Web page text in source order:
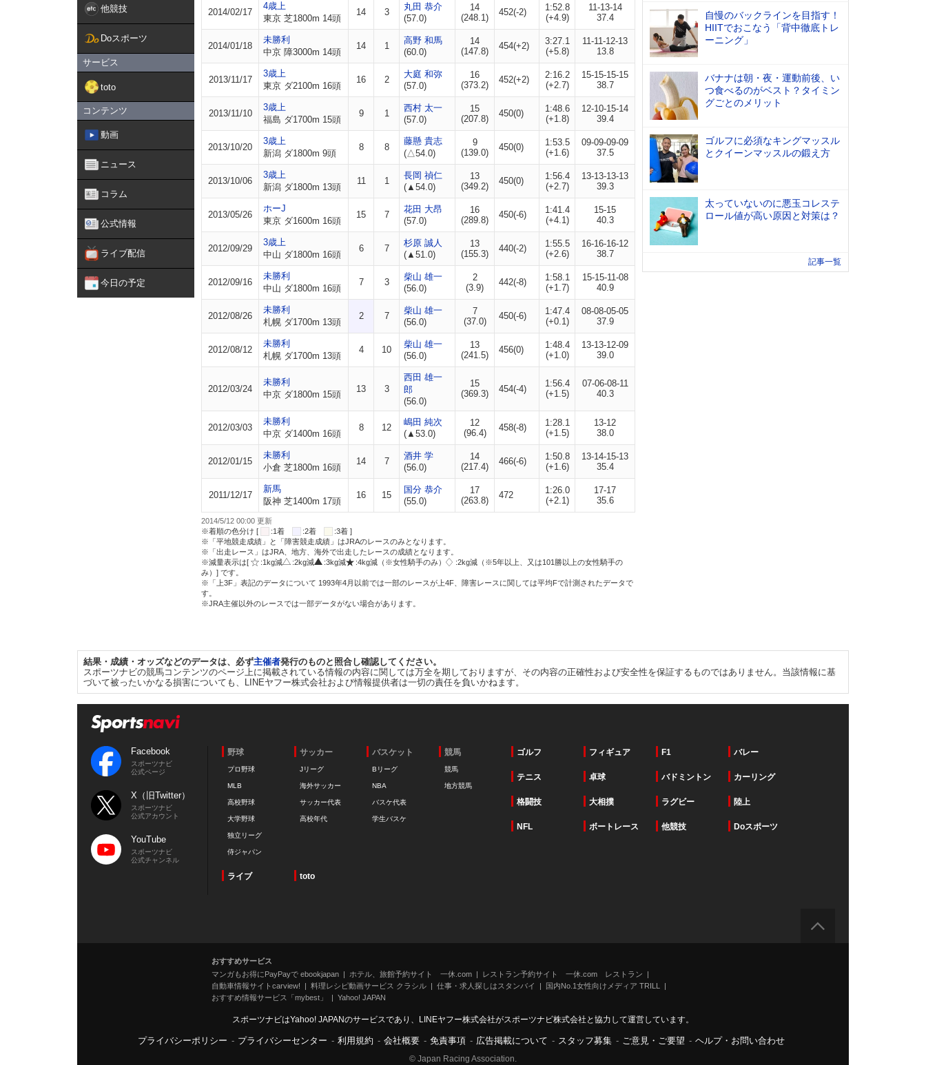
他競技
Doスポーツ
サービス
toto
コンテンツ
動画
ニュース
コラム
公式情報
ライブ配信
今日の予定
2014/02/17
4歳上
東京 芝1800m 14頭
14 3
丸田 恭介
(57.0)
14
(248.1)
452(-2)
1:52.8
(+4.9)
11-13-14
37.4
2014/01/18
未勝利
中京 障3000m 14頭
14 1
高野 和馬
(60.0)
14
(147.8)
454(+2)
3:27.1
(+5.8)
11-11-12-13
13.8
2013/11/17
3歳上
東京 ダ2100m 16頭
16 2
大庭 和弥
(57.0)
16
(373.2)
452(+2)
2:16.2
(+2.7)
15-15-15-15
38.7
2013/11/10
3歳上
福島 ダ1700m 15頭
9 1
西村 太一
(57.0)
15
(207.8)
450(0)
1:48.6
(+1.8)
12-10-15-14
39.4
2013/10/20
3歳上
新潟 ダ1800m 9頭
8 8
藤懸 貴志
(△54.0)
9
(139.0)
450(0)
1:53.5
(+1.6)
09-09-09-09
37.5
2013/10/06
3歳上
新潟 ダ1800m 13頭
11 1
長岡 禎仁
(▲54.0)
13
(349.2)
450(0)
1:56.4
(+2.7)
13-13-13-13
39.3
2013/05/26
ホーJ
東京 ダ1600m 16頭
15 7
花田 大昂
(57.0)
16
(289.8)
450(-6)
1:41.4
(+4.1)
15-15
40.3
2012/09/29
3歳上
中山 ダ1800m 16頭
6 7
杉原 誠人
(▲51.0)
13
(155.3)
440(-2)
1:55.5
(+2.6)
16-16-16-12
38.7
2012/09/16
未勝利
中山 ダ1800m 16頭
7 3
柴山 雄一
(56.0)
2
(3.9)
442(-8)
1:58.1
(+1.7)
15-15-11-08
40.9
2012/08/26
未勝利
札幌 ダ1700m 13頭
2 7
柴山 雄一
(56.0)
7
(37.0)
450(-6)
1:47.4
(+0.1)
08-08-05-05
37.9
2012/08/12
未勝利
札幌 ダ1700m 13頭
4 10
柴山 雄一
(56.0)
13
(241.5)
456(0)
1:48.4
(+1.0)
13-13-12-09
39.0
2012/03/24
未勝利
中京 ダ1800m 15頭
13 3
西田 雄一
郎
(56.0)
15
(369.3)
454(-4)
1:56.4
(+1.5)
07-06-08-11
40.3
2012/03/03
未勝利
中京 ダ1400m 16頭
8 12
嶋田 純次
(▲53.0)
12
(96.4)
458(-8)
1:28.1
(+1.5)
13-12
38.0
2012/01/15
未勝利
小倉 芝1800m 16頭
14 7
酒井 学
(56.0)
14
(217.4)
466(-6)
1:50.8
(+1.6)
13-14-15-13
35.4
2011/12/17
新馬
阪神 芝1400m 17頭
16 15
国分 恭介
(55.0)
17
(263.8)
472
1:26.0
(+2.1)
17-17
35.6
2014/5/12 00:00 更新
※着順の色分け [
:1着 :2着
:3着 ]
※「平地競走成績」と「障害競走成績」はJRAのレースのみとなります。
※「出走レース」はJRA、地方、海外で出走したレースの成績となります。
※減量表示は[
:1kg減 :2kg減 :3kg減 :4kg減（※女性騎手のみ）
:2kg減（※5年以上、又は101勝以上の女性騎手の
み）] です。
※「上3F」表記のデータについて 1993年4月以前では一部のレースが上4F、障害レースに関しては平均Fで計測されたデータで
す。
※JRA主催以外のレースでは一部データがない場合があります。
自慢のバックラインを目指す！
HIITでおこなう「背中徹底トレ
ーニング」
バナナは朝・夜・運動前後、い
つ食べるのがベスト？タイミン
グごとのメリット
ゴルフに必須なキングマッスル
とクイーンマッスルの鍛え方
太っていないのに悪玉コレステ
ロール値が高い原因と対策は？
記事一覧
結果・成績・オッズなどのデータは、必ず主催者発行のものと照合し確認してください。
スポーツナビの競馬コンテンツのページ上に掲載されている情報の内容に関しては万全を期しておりますが、その内容の正確性および安全性を保証するものではありません。当該情報に基
づいて被ったいかなる損害についても、LINEヤフー株式会社および情報提供者は一切の責任を負いかねます。
Facebook
スポーツナビ
公式ページ
X（旧Twitter）
スポーツナビ
公式アカウント
YouTube
スポーツナビ
公式チャンネル
野球
プロ野球
MLB
高校野球
大学野球
独立リーグ
侍ジャパン
サッカー
Jリーグ
海外サッカー
サッカー代表
高校年代
バスケット
Bリーグ
NBA
バスケ代表
学生バスケ
競馬
競馬
地方競馬
ゴルフ フィギュア F1 バレー
テニス 卓球 バドミントン カーリング
格闘技 大相撲 ラグビー 陸上
NFL ボートレース 他競技 Doスポーツ
ライブ toto
おすすめサービス
マンガもお得にPayPayで ebookjapan
ホテル、旅館予約サイト 一休.com
レストラン予約サイト 一休.com レストラン
自動車情報サイトcarview!
料理レシピ動画サービス クラシル 仕事・求人探しはスタンバイ
国内No.1女性向けメディア TRILL
おすすめ情報サービス「mybest」
Yahoo! JAPAN
スポーツナビはYahoo! JAPANのサービスであり、LINEヤフー株式会社がスポーツナビ株式会社と協力して運営しています。
プライバシーポリシー - プライバシーセンター - 利用規約 - 会社概要 - 免責事項 - 広告掲載について - スタッフ募集 - ご意見・ご要望 - ヘルプ・お問い合わせ
© Japan Racing Association.